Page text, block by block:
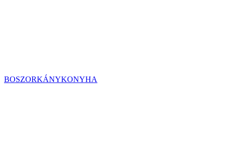
BOSZORKÁNYKONYHA